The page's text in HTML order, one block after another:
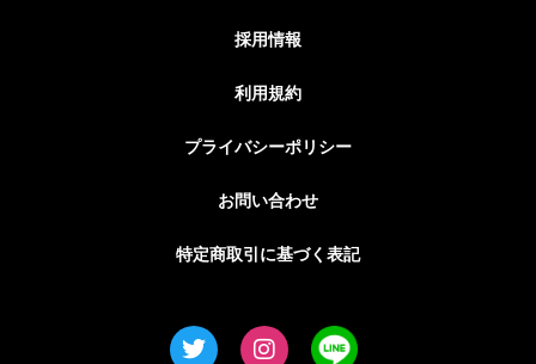
採用情報
利用規約
プライバシーポリシー
お問い合わせ
特定商取引に基づく表記